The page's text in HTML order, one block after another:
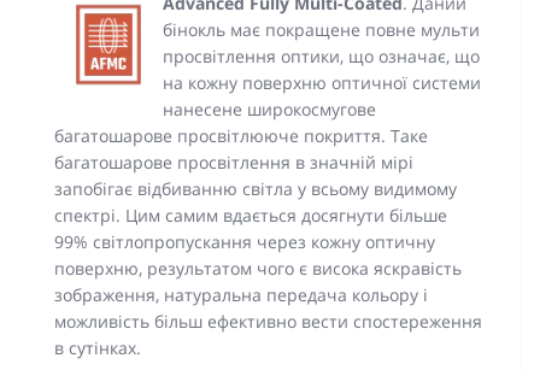
бінокль має покращене повне мульти
просвітлення оптики, що означає, що
на кожну поверхню оптичної системи
нанесене широкосмугове
багатошарове просвітлююче покриття. Таке
багатошарове просвітлення в значній мірі
запобігає відбиванню світла у всьому видимому
спектрі. Цим самим вдається досягнути більше
99% світлопропускання через кожну оптичну
поверхню, результатом чого є висока яскравість
зображення, натуральна передача кольору і
можливість більш ефективно вести спостереження
в сутінках.